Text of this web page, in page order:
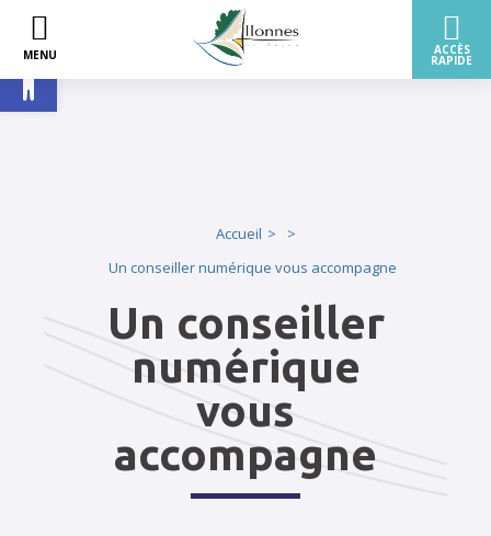
Ouvrir la barre d’outils
Accueil
Un conseiller numérique vous accompagne
Un conseiller
numérique
vous
accompagne